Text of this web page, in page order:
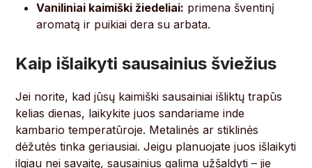
Vaniliniai kaimiški žiedeliai: primena šventinį
aromatą ir puikiai dera su arbata.
Kaip išlaikyti sausainius šviežius
Jei norite, kad jūsų kaimiški sausainiai išliktų trapūs
kelias dienas, laikykite juos sandariame inde
kambario temperatūroje. Metalinės ar stiklinės
dėžutės tinka geriausiai. Jeigu planuojate juos išlaikyti
ilgiau nei savaitę, sausainius galima užšaldyti – jie